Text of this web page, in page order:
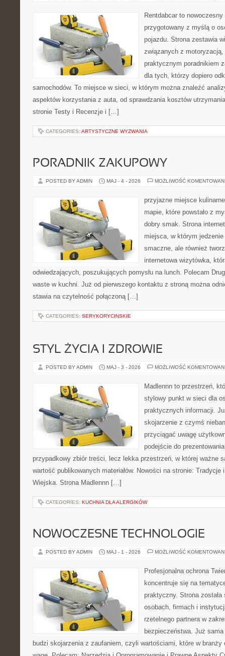
Rentdabcar to
przygotowany z myślą o
pojazdu. Strona zestawia
związanych z
praktycznym poradnikiem
dla tych, którzy dopiero
samochodów. To miejsce w sieci, w którym można znaleźć
aspektów korzystania z auta, od sprawdzania kosztów
stronie Testy i Recenzje i […]
CATEGORIES: ARTYSTYCZNE WYZWANIA
PORADNIK ZAKUPOWY
POSTED BY ADMIN MAJ - 4 - 2026 MOŻLIWOŚĆ
przyjazne miejsce
mapie, które powstało z
dobry smak. Strona
miejsca, w którym
smaczne, ale również
internetowa wizytówka,
odwiedzających, poszukujących pomysłu na lunch. Polecam
waste w kuchni. Już od pierwszego kontaktu z stroną można
stawia na czytelność połączoną […]
CATEGORIES: SERYKORYCINSKIE
STYL ŻYCIA I ZDROWIE
POSTED BY ADMIN MAJ - 3 - 2026 MOŻLIWOŚĆ
Madlennn to przestrzeń,
stylowy punkt w sieci dla
praktycznych informacji.
skojarzenie z czymś
przyciągać uwagę
podejście do
przypadkowy zbiór treści, lecz lekka przestrzeń, w której ważne
wartość publikowanych materiałów. Nowości na stronie: Tradycje
Wiejska. Strona Madlennn […]
CATEGORIES: KUCHNIA DLA ALERGIKÓW
NOWOCZESNE TECHNOLOGIE
POSTED BY ADMIN MAJ - 1 - 2026 MOŻLIWOŚĆ
Profesjonalna ochrona
koncentruje się na
praktyczny. Strona
osobach, firmach i
rzetelnego partnera w
bezpieczeństwa. Już
budzi skojarzenia z zaufaniem, czyli wartościami, które w branży